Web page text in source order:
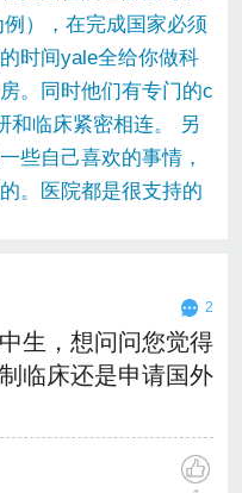
），在完成国家必须
时间yale全给你做科
。同时他们有专门的c
和临床紧密相连。 另
些自己喜欢的事情，
。医院都是很支持的
2
生，想问问您觉得
临床还是申请国外